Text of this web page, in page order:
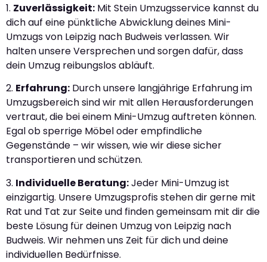
1. Zuverlässigkeit: Mit Stein Umzugsservice kannst du
dich auf eine pünktliche Abwicklung deines Mini-
Umzugs von Leipzig nach Budweis verlassen. Wir
halten unsere Versprechen und sorgen dafür, dass
dein Umzug reibungslos abläuft.
2. Erfahrung: Durch unsere langjährige Erfahrung im
Umzugsbereich sind wir mit allen Herausforderungen
vertraut, die bei einem Mini-Umzug auftreten können.
Egal ob sperrige Möbel oder empfindliche
Gegenstände – wir wissen, wie wir diese sicher
transportieren und schützen.
3. Individuelle Beratung:Jeder Mini-Umzug ist
einzigartig. Unsere Umzugsprofis stehen dir gerne mit
Rat und Tat zur Seite und finden gemeinsam mit dir die
beste Lösung für deinen Umzug von Leipzig nach
Budweis. Wir nehmen uns Zeit für dich und deine
individuellen Bedürfnisse.